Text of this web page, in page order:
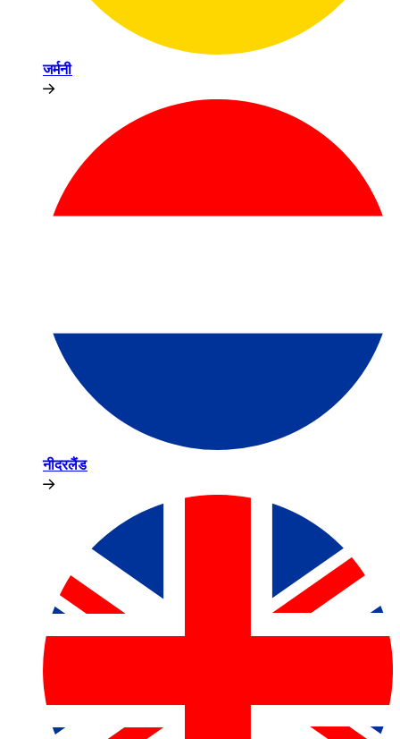
जर्मनी​​
नीदरलैंड​​